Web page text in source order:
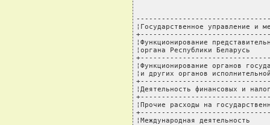
-------------------------------------------------------+-------
¦Государственное управление и местное самоуправление   ¦ 11383634,6¦
+------------------------------------------------------+-----------+
¦Функционирование представительного и законодательного ¦           ¦
¦органа Республики Беларусь                            ¦   282840,4¦
+------------------------------------------------------+-----------+
¦Функционирование органов государственного  управления ¦           ¦
¦и других органов исполнительной власти                ¦  5348194,7¦
+------------------------------------------------------+-----------+
¦Деятельность финансовых и налоговых органов           ¦  5688345,2¦
+------------------------------------------------------+-----------+
¦Прочие расходы на государственное управление          ¦    64254,3¦
+------------------------------------------------------+-----------+
¦Международная деятельность                            ¦ 11927095,7¦
+------------------------------------------------------+-----------+
¦Открытие и содержание дипломатических                 ¦           ¦
¦представительств и консульских учреждений Республики  ¦           ¦
¦Беларусь за рубежом                                   ¦  4273224,7¦
+------------------------------------------------------+-----------+
¦Международное сотрудничество                          ¦  3409554,0¦
+------------------------------------------------------+-----------+
¦Международные культурные и информационные связи       ¦   577760,0¦
+------------------------------------------------------+-----------+
¦Расходы на финансирование аппаратов уставных органов  ¦           ¦
¦межгосударственной интеграции                         ¦   193120,9¦
+------------------------------------------------------+-----------+
¦Прочие расходы, не отнесенные к другим категориям     ¦   637126,8¦
+------------------------------------------------------+-----------+
¦Отчисления в бюджет Союза Беларуси и России           ¦  2836309,3¦
+------------------------------------------------------+-----------+
¦Национальная оборона                                  ¦ 18855610,6¦
+------------------------------------------------------+-----------+
¦Организация и деятельность, связанные с военными      ¦           ¦
¦нуждами                                               ¦ 17668060,0¦
+------------------------------------------------------+-----------+
¦Государственный центр безопасности информации         ¦    38827,0¦
+------------------------------------------------------+-----------+
¦Железнодорожные войска                                ¦   249728,0¦
+------------------------------------------------------+-----------+
¦Органы военных комиссариатов                          ¦   540347,0¦
+------------------------------------------------------+-----------+
¦Оборонное спортивно-техническое общество              ¦    36250,0¦
+------------------------------------------------------+-----------+
¦Поддержание мобилизационных мощностей, обеспечение    ¦           ¦
¦мобилизационной подготовки                            ¦   322398,6¦
+------------------------------------------------------+-----------+
¦Правоохранительная деятельность и обеспечение         ¦           ¦
¦безопасности                                          ¦ 30028586,6¦
+------------------------------------------------------+-----------+
¦Органы внутренних дел                                 ¦  8468993,0¦
+------------------------------------------------------+-----------+
¦Комитет по организованной преступности и коррупции    ¦           ¦
¦при Министерстве внутренних дел Республики Беларусь   ¦   403987,6¦
+------------------------------------------------------+-----------+
¦Внутренние войска                                     ¦  2708334,0¦
+------------------------------------------------------+-----------+
¦Пограничные войска                                    ¦  2903810,0¦
+------------------------------------------------------+-----------+
¦Уголовно-исполнительная система                       ¦  3936155,0¦
+------------------------------------------------------+-----------+
¦Органы государственной безопасности                   ¦  3863763,0¦
+------------------------------------------------------+-----------+
¦ из них:                                              ¦           ¦
+------------------------------------------------------+-----------+
¦ Служба безопасности Президента Республики Беларусь   ¦   199230,0¦
+------------------------------------------------------+-----------+
¦ Главное управление государственной охраны при        ¦           ¦
¦ Президенте Республики Беларусь                       ¦   335652,0¦
+------------------------------------------------------+-----------+
¦Нотариальные конторы